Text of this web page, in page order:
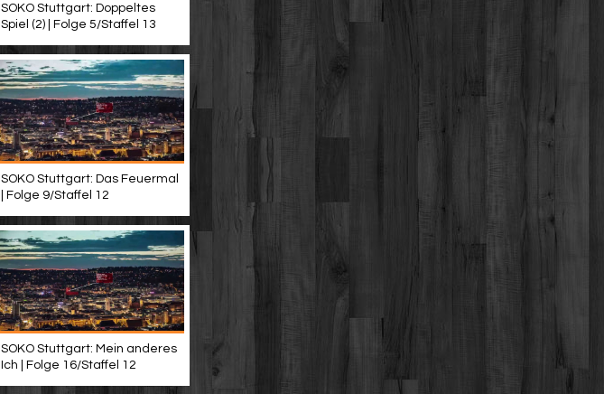
SOKO Stuttgart: Doppeltes
Spiel (2) | Folge 5/Staffel 13
SOKO Stuttgart: Das Feuermal
| Folge 9/Staffel 12
SOKO Stuttgart: Mein anderes
Ich | Folge 16/Staffel 12